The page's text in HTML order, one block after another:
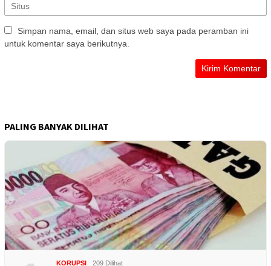
Simpan nama, email, dan situs web saya pada peramban ini
untuk komentar saya berikutnya.
PALING BANYAK DILIHAT
KORUPSI 209 Dilihat